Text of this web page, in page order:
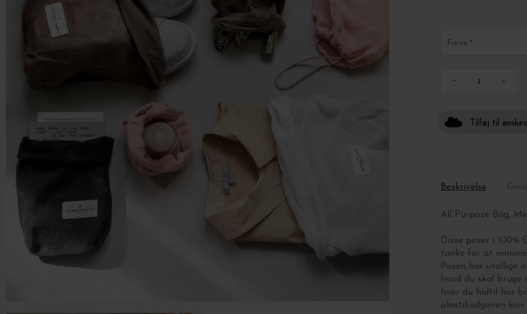
Farve
- +
Tilføj til
Beskrivelse
All Purpose Bag,
Disse poser i 100%
tanke for at
Posen har utallige
hvad du skal
hvor du hidtil har
plastikudgaven